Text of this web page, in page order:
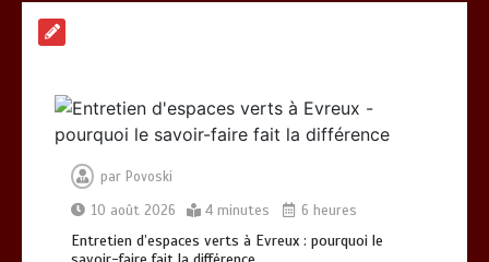
par Povoski
10 août 2026
4 minutes 6 heures
Entretien d’espaces verts à Evreux : pourquoi le